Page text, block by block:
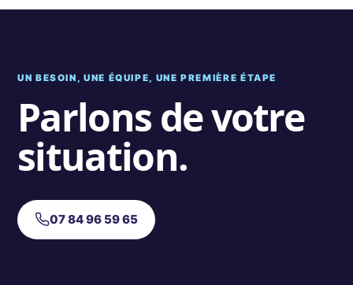
UN BESOIN, UNE ÉQUIPE, UNE PREMIÈRE ÉTAPE
Parlons de votre
situation.
07 84 96 59 65